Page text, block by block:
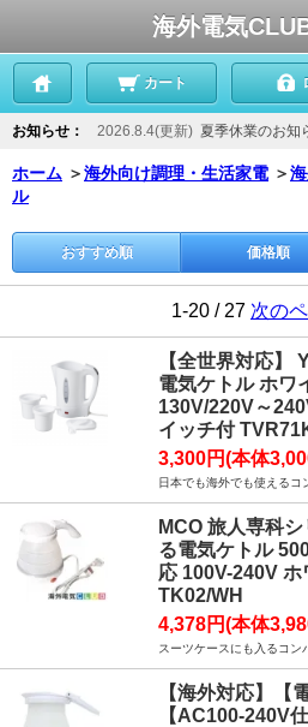
海外電気
カート
お知らせ： 2026.8.4(更新) 夏季休業のお知
ホーム ＞海外向け調理・生活家電 ＞
ル
おすすめ順 価格順
1-20 / 27 次の
【全世界対応】
電気ケトル ホワ
130V/220V～
イッチ付
3,300円(本体
日本でも海外でも使えるコ
MCO 旅人専科
る電気ケトル
応 100V-240V
TK02/WH
4,378円(本体
スーツケースにも入るコン
【海外対応】【
【AC100-240V